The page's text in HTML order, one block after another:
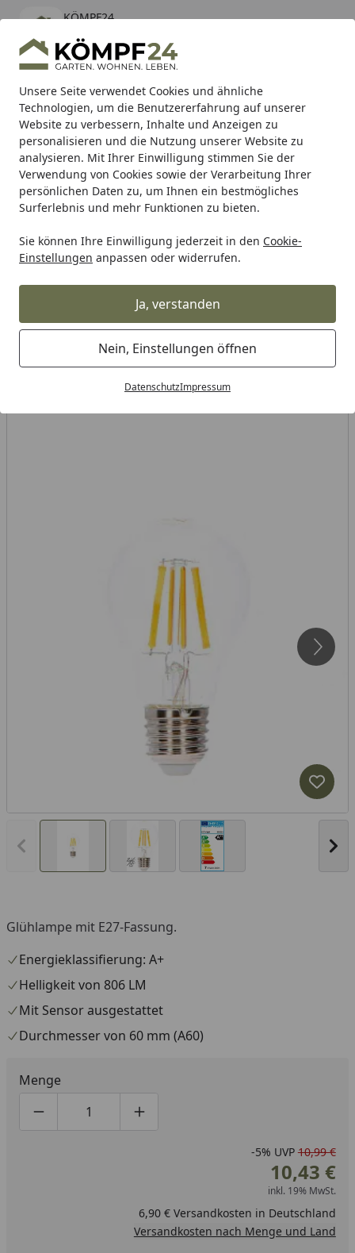
Unsere Seite verwendet Cookies und ähnliche
Technologien, um die Benutzererfahrung auf unserer
Website zu verbessern, Inhalte und Anzeigen zu
personalisieren und die Nutzung unserer Website zu
analysieren. Mit Ihrer Einwilligung stimmen Sie der
Verwendung von Cookies sowie der Verarbeitung Ihrer
persönlichen Daten zu, um Ihnen ein bestmögliches
Surferlebnis und mehr Funktionen zu bieten.
Sie können Ihre Einwilligung jederzeit in den Cookie-
Einstellungen anpassen oder widerrufen.
Ja, verstanden
Nein, Einstellungen öffnen
DatenschutzImpressum
KÖMPF24
kostenlos - Im App Store
Hotline
Alle Produkte
Mein Konto
Suchen
Karibu Pools inkl. gratis Sandfilteranlage & Pool-
Starterset (Gesamtwert bis 468,99€)
Startseite
Wohnen & Haushalt Innenleuchten & Leuchtmittel
Shada LED Filament Glühlampe
Birne mit Lichtsensor FIL A60 E27
7W 806LM 2700K
(1 Bewertung)
Vorheriges Bild anzeigen
Glühlampe mit E27-Fassung.
Energieklassifierung: A+
Helligkeit von 806 LM
Mit Sensor ausgestattet
Durchmesser von 60 mm (A60)
Menge
Produktmenge um eins verringern
Produktmenge manuell eingeben
Produktmenge um eins erhöhen
-5% UVP 10,99 €
10,43 €
inkl. 19% MwSt.
6,90 € Versandkosten in Deutschland
Versandkosten nach Menge und Land